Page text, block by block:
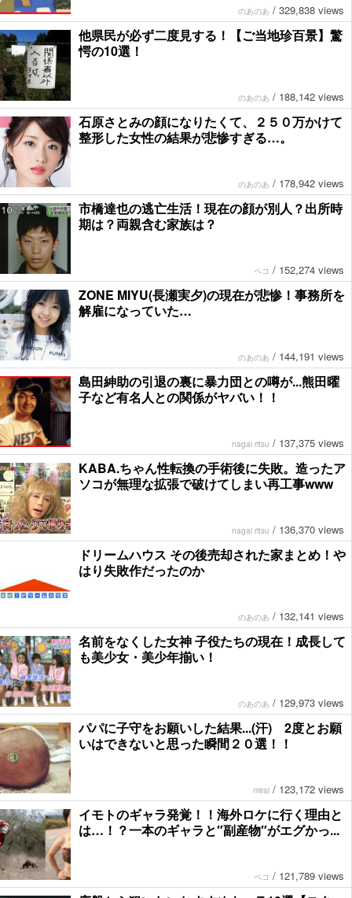
のあのあ / 329,838 views
他県民が必ず二度見する！【ご当地珍百景】驚
愕の10選！
のあのあ / 188,142 views
石原さとみの顔になりたくて、２５０万かけて
整形した女性の結果が悲惨すぎる…。
のあのあ / 178,942 views
市橋達也の逃亡生活！現在の顔が別人？出所時
期は？両親含む家族は？
ペコ / 152,274 views
ZONE MIYU(長瀬実夕)の現在が悲惨！事務所を
解雇になっていた…
のあのあ / 144,191 views
島田紳助の引退の裏に暴力団との噂が...熊田曜
子など有名人との関係がヤバい！！
nagai ritsu / 137,375 views
KABA.ちゃん性転換の手術後に失敗。造ったア
ソコが無理な拡張で破けてしまい再工事www
nagai ritsu / 136,370 views
ドリームハウス その後売却された家まとめ！や
はり失敗作だったのか
のあのあ / 132,141 views
名前をなくした女神 子役たちの現在！成長して
も美少女・美少年揃い！
のあのあ / 129,973 views
パパに子守をお願いした結果...(汗) 2度とお願
いはできないと思った瞬間２０選！！
mirai / 123,172 views
イモトのギャラ発覚！！海外ロケに行く理由と
は…！？一本のギャラと″副産物″がエグかっ...
ペコ / 121,789 views